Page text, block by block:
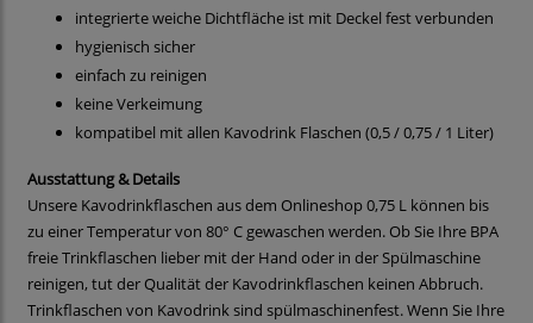
integrierte weiche Dichtfläche ist mit Deckel fest verbunden
hygienisch sicher
einfach zu reinigen
keine Verkeimung
kompatibel mit allen Kavodrink Flaschen (0,5 / 0,75 / 1 Liter)
Ausstattung & Details
Unsere Kavodrinkflaschen aus dem Onlineshop 0,75 L können bis
zu einer Temperatur von 80° C gewaschen werden. Ob Sie Ihre BPA
freie Trinkflaschen lieber mit der Hand oder in der Spülmaschine
reinigen, tut der Qualität der Kavodrinkflaschen keinen Abbruch.
Trinkflaschen von Kavodrink sind spülmaschinenfest. Wenn Sie Ihre